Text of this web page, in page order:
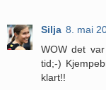
Silja 8. mai
WOW det
tid;-)
klart!!